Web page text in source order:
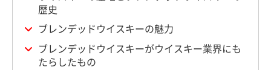
歴史
ブレンデッドウイスキーの魅力
ブレンデッドウイスキーがウイスキー業界にも
たらしたもの